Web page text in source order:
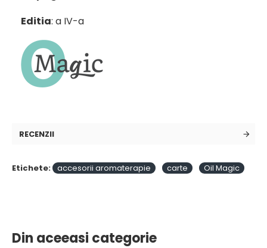
Editia: a IV-a
RECENZII
Etichete: accesorii aromaterapie carte Oil Magic
Din aceeasi categorie